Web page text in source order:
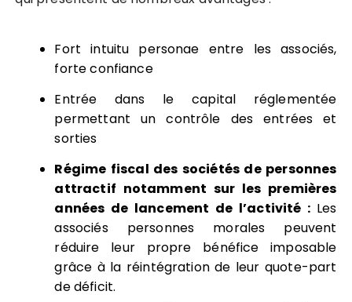
Fort intuitu personae entre les associés,
forte confiance
Entrée dans le capital réglementée
permettant un contrôle des entrées et
sorties
Régime fiscal des sociétés de personnes
attractif notamment sur les premières
années de lancement de l’activité : Les
associés personnes morales peuvent
réduire leur propre bénéfice imposable
grâce à la réintégration de leur quote-part
de déficit.